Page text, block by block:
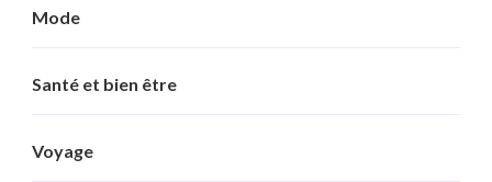
Mode
Santé et bien être
Voyage